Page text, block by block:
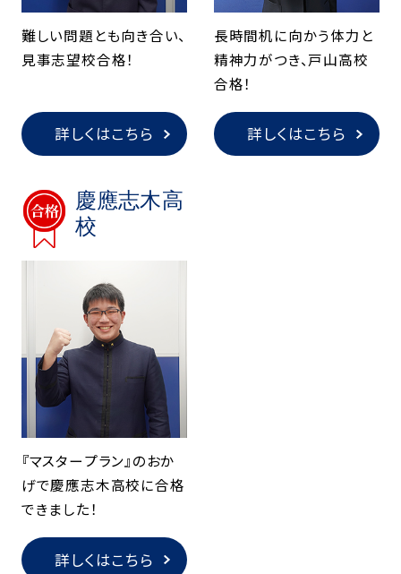
難しい問題とも向き合い、
見事志望校合格！
詳しくはこちら
長時間机に向かう体力と
精神力がつき、戸山高校
合格！
詳しくはこちら
慶應志木高
校
『マスタープラン』のおか
げで慶應志木高校に合格
できました！
詳しくはこちら